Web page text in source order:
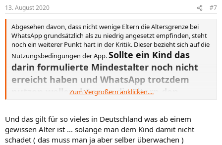
e
n
13. August 2020 #7
Abgesehen davon, dass nicht wenige Eltern die Altersgrenze bei
WhatsApp grundsätzlich als zu niedrig angesetzt empfinden, steht
noch ein weiterer Punkt hart in der Kritik. Dieser bezieht sich auf die
Nutzungsbedingungen der App.Sollte ein Kind das
darin formulierte Mindestalter noch nicht
erreicht haben und WhatsApp trotzdem
nutzen wollen, können die Eltern den
zustimmen.
Zum Vergrößern anklicken....
Und das gilt für so vieles in Deutschland was ab einem
gewissen Alter ist ... solange man dem Kind damit nicht
schadet ( das muss man ja aber selber überwachen )